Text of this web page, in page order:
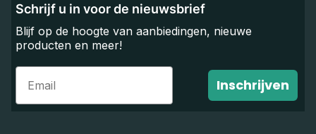
Schrijf u in voor de nieuwsbrief
Blijf op de hoogte van aanbiedingen, nieuwe
producten en meer!
Email
Inschrijven